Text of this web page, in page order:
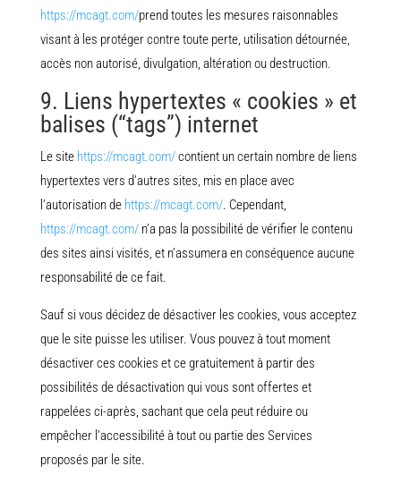
https://mcagt.com/prend toutes les mesures raisonnables
visant à les protéger contre toute perte, utilisation détournée,
accès non autorisé, divulgation, altération ou destruction.
9. Liens hypertextes « cookies » et
balises (“tags”) internet
Le site https://mcagt.com/contient un certain nombre de liens
hypertextes vers d’autres sites, mis en place avec
l’autorisation de https://mcagt.com/. Cependant,
https://mcagt.com/n’a pas la possibilité de vérifier le contenu
des sites ainsi visités, et n’assumera en conséquence aucune
responsabilité de ce fait.
Sauf si vous décidez de désactiver les cookies, vous acceptez
que le site puisse les utiliser. Vous pouvez à tout moment
désactiver ces cookies et ce gratuitement à partir des
possibilités de désactivation qui vous sont offertes et
rappelées ci-après, sachant que cela peut réduire ou
empêcher l’accessibilité à tout ou partie des Services
proposés par le site.